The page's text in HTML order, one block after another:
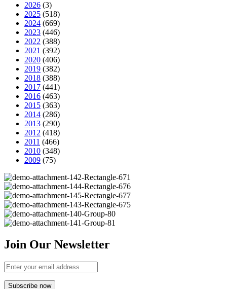
2026 (3)
2025 (518)
2024 (669)
2023 (446)
2022 (388)
2021 (392)
2020 (406)
2019 (382)
2018 (388)
2017 (441)
2016 (463)
2015 (363)
2014 (286)
2013 (290)
2012 (418)
2011 (466)
2010 (348)
2009 (75)
Join Our Newsletter